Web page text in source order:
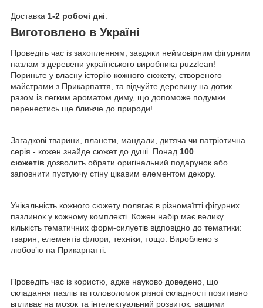
Доставка 1-2 робочі дні
Виготовлено в Україні
Проведіть час із захопленням, завдяки неймовірним фігурним
пазлам з деревени українського виробника puzzlean!
Пориньте у власну історію кожного сюжету, створеного
майстрами з Прикарпаття, та відчуйте деревину на дотик
разом із легким ароматом диму, що допоможе подумки
перенестись ще ближче до природи!
Загадкові тварини, планети, мандали, дитяча чи патріотична
серія - кожен знайде сюжет до душі. Понад 100
сюжетів дозволить обрати оригінальний подарунок або
заповнити пустуючу стіну цікавим елементом декору.
Унікальність кожного сюжету полягає в різномаїтті фігурних
пазлинок у кожному комплекті. Кожен набір має велику
кількість тематичних форм-силуетів відповідно до тематики:
тварин, елементів флори, техніки, тощо. Вироблено з
любов’ю на Прикарпатті.
Проведіть час із користю, адже науково доведено, що
складання пазлів та головоломок різної складності позитивно
впливає на мозок та інтелектуальний розвиток: вашими